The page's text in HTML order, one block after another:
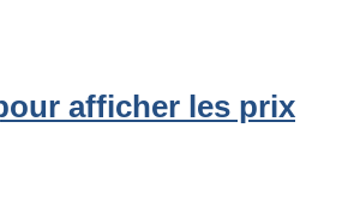
afficher les prix